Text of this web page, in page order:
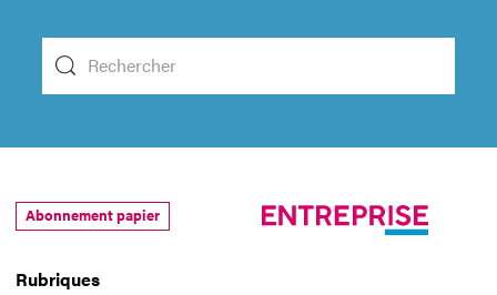
Rubriques
Abonnement papier